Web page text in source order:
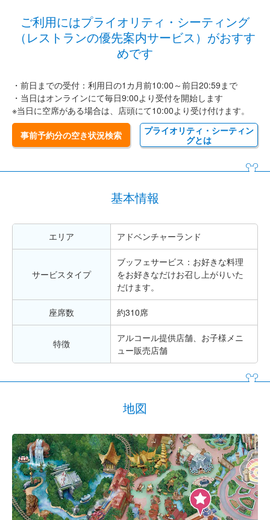
ご利用にはプライオリティ・シーティング
（レストランの優先案内サービス）がおすす
めです
・前日までの受付：利用日の1カ月前10:00～前日20:59まで
・当日はオンラインにて毎日9:00より受付を開始します
※当日に空席がある場合は、店頭にて10:00より受け付けます。
事前予約分の空き状況検索
プライオリティ・シーティン
グとは
基本情報
エリア アドベンチャーランド
サービスタイプ
ブッフェサービス：お好きな料理
をお好きなだけお召し上がりいた
だけます。
座席数 約310席
特徴
アルコール提供店舗、お子様メニ
ュー販売店舗
地図